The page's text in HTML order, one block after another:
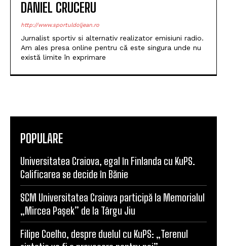
DANIEL CRUCERU
http://www.sportuldoljean.ro
Jurnalist sportiv si alternativ realizator emisiuni radio.
există limite în exprimare
POPULARE
Universitatea Craiova, egal în Finlanda cu KuPS.
Calificarea se decide în Bănie
SCM Universitatea Craiova participă la Memorialul
„Mircea Pașek” de la Târgu Jiu